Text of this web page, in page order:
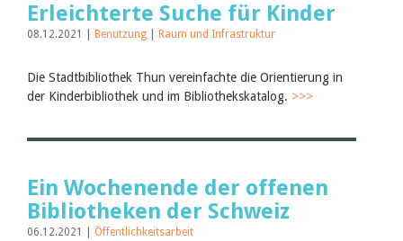
März 2025
Februar 2025
2022
2021
2016
2015
2014
2013
Erleichterte Suche für Kinder
08.12.2021 | Benutzung Raum und Infrastruktur
Die Stadtbibliothek Thun vereinfachte die Orientierung in
der Kinderbibliothek und im Bibliothekskatalog. >>>
Ein Wochenende der offenen
Bibliotheken der Schweiz
06.12.2021 | Öffentlichkeitsarbeit